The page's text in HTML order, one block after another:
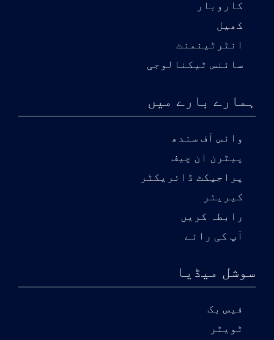
کاروبار
کھیل
انٹرٹینمنٹ
سائنس ٹیکنالوجی
ہمارے بارے میں
وائس آف سندھ
پیٹرن ان چیف
پراجیکٹ ڈائریکٹر
کیریئر
رابطہ کریں
آپ کی رائے
سوشل میڈیا
فیس بک
ٹویٹر